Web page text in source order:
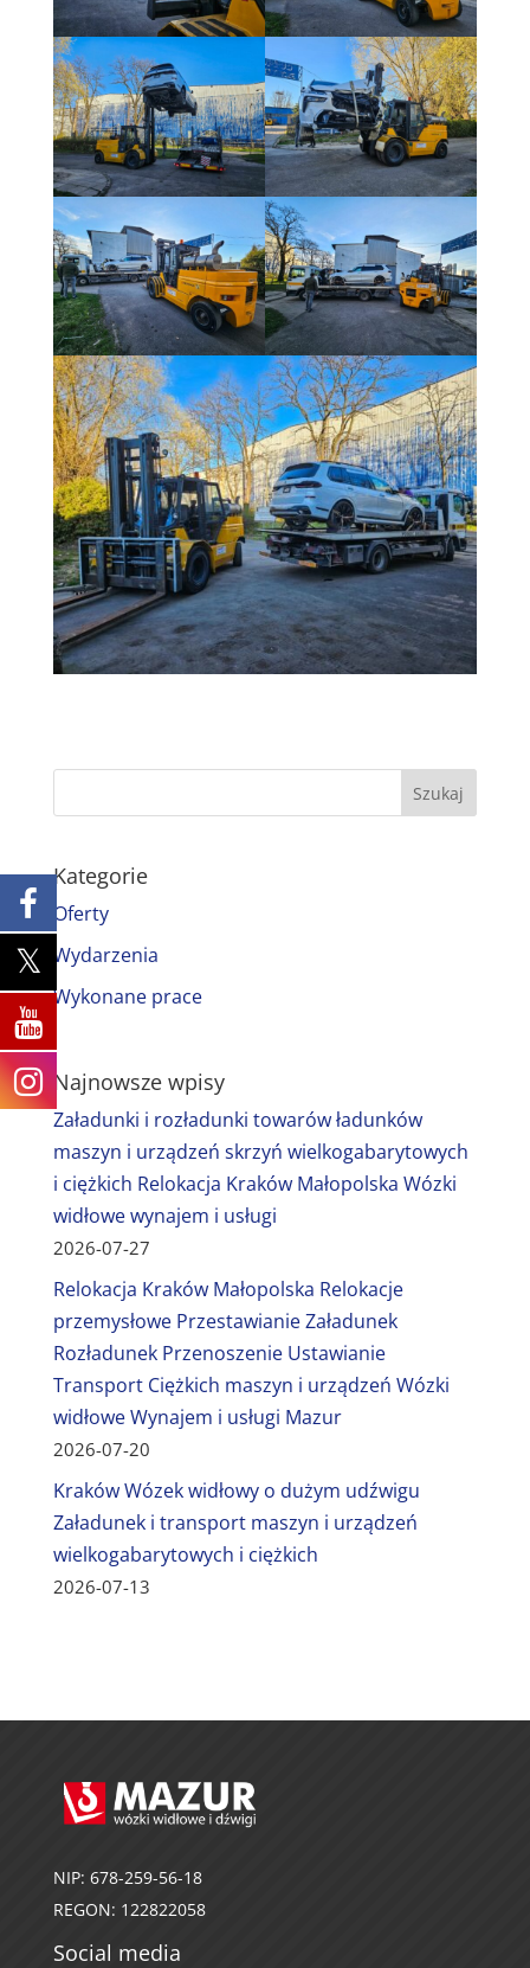
Kategorie
Oferty
Wydarzenia
Wykonane prace
Najnowsze wpisy
Załadunki i rozładunki towarów ładunków
maszyn i urządzeń skrzyń wielkogabarytowych
i ciężkich Relokacja Kraków Małopolska Wózki
widłowe wynajem i usługi
2026-07-27
Relokacja Kraków Małopolska Relokacje
przemysłowe Przestawianie Załadunek
Rozładunek Przenoszenie Ustawianie
Transport Ciężkich maszyn i urządzeń Wózki
widłowe Wynajem i usługi Mazur
2026-07-20
Kraków Wózek widłowy o dużym udźwigu
Załadunek i transport maszyn i urządzeń
wielkogabarytowych i ciężkich
2026-07-13
NIP: 678-259-56-18
REGON: 122822058
Social media